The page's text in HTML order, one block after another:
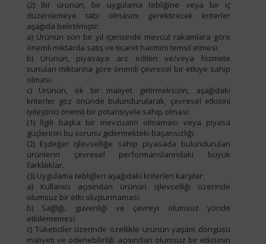
(2) Bir ürünün, bir uygulama tebliğine veya bir iç
düzenlemeye tabi olmasını gerektirecek kriterler
aşağıda belirtilmiştir:
a) Ürünün son bir yıl içerisinde mevcut rakamlara göre
önemli miktarda satış ve ticaret hacmini temsil etmesi.
b) Ürünün, piyasaya arz edilen ve/veya hizmete
sunulan miktarına göre önemli çevresel bir etkiye sahip
olması.
c) Ürünün, ek bir maliyet getirmeksizin, aşağıdaki
kriterler göz önünde bulundurularak, çevresel etkisini
iyileştirici önemli bir potansiyele sahip olması:
(1) İlgili başka bir mevzuatın olmaması veya piyasa
güçlerinin bu sorunu gidermekteki başarısızlığı.
(2) Eşdeğer işlevselliğe sahip piyasada bulundurulan
ürünlerin çevresel performanslarındaki büyük
farklılıklar.
(3) Uygulama tebliğleri aşağıdaki kriterleri karşılar:
a) Kullanıcı açısından ürünün işlevselliği üzerinde
olumsuz bir etki oluşturmaması.
b) Sağlığı, güvenliği ve çevreyi olumsuz yönde
etkilememesi.
c) Tüketiciler üzerinde özellikle ürünün yaşam döngüsü
maliyeti ve ödenebilirliği açısından olumsuz bir etkisinin